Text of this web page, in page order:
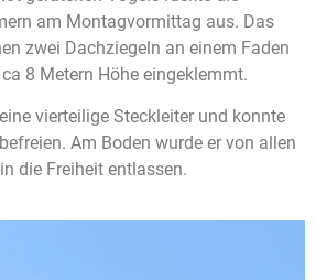
am Montagvormittag aus. Das
zwei Dachziegeln an einem Faden
8 Metern Höhe eingeklemmt.
vierteilige Steckleiter und konnte
Am Boden wurde er von allen
die Freiheit entlassen.